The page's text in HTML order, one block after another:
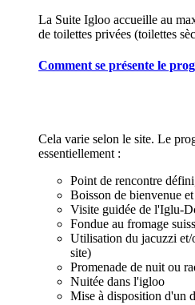
La Suite Igloo accueille au
de toilettes privées (toilettes
Comment se présente le
Cela varie selon le site. Le
essentiellement :
Point de rencontre
Boisson de bienvenue
Visite guidée de l'Iglu-
Fondue au fromage
Utilisation du jacuzzi et/
site)
Promenade de nuit ou
Nuitée dans l'igloo
Mise à disposition d'un